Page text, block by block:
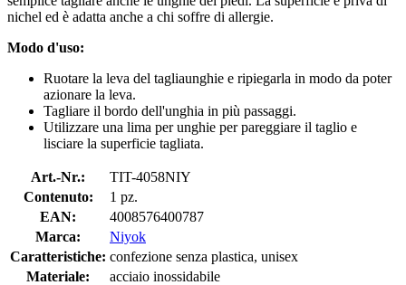
nichel ed è adatta anche a chi soffre di allergie.
Modo d'uso:
Ruotare la leva del tagliaunghie e ripiegarla in modo da poter
azionare la leva.
Tagliare il bordo dell'unghia in più passaggi.
Utilizzare una lima per unghie per pareggiare il taglio e
lisciare la superficie tagliata.
Art.-Nr.:
TIT-4058NIY
Contenuto:
1 pz.
EAN:
4008576400787
Marca:
Niyok
Caratteristiche: confezione senza plastica, unisex
Materiale:
acciaio inossidabile